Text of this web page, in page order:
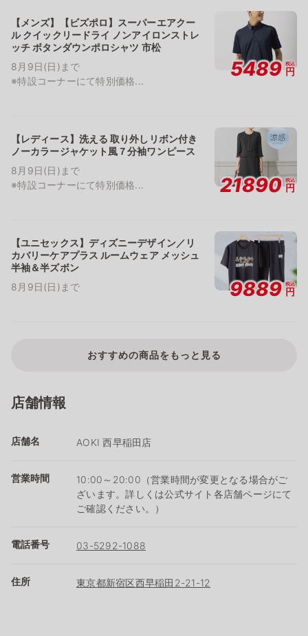
【メンズ】【ビズポロ】スーパーエアクー
ル クイックリードライ ノンアイロンストレ
ッチ ボタンダウンポロシャツ 市松
8月9日(日)まで
※特設コーナーにて特別価格...
5489 税込
円
【レディース】洗える 取り外しリボン付き
ノーカラージャケット風７分袖ワンピース
8月9日(日)まで
※特設コーナーにて特別価格...
21890 税込
円
【ユニセックス】ディズニーデザイン／リ
カバリーケアプラス ルームウェア メッシュ
半袖＆半ズボン
8月9日(日)まで
9889 税込
円
おすすめの商品をもっと見る
店舗情報
店舗名 AOKI 西早稲田店
営業時間
10:00～20:00（営業時間が変更となる場合がご
ざいます。詳しくは公式サイト各店舗ページにて
ご確認ください。）
電話番号 03-5292-1088
住所 東京都新宿区西早稲田2-21-12